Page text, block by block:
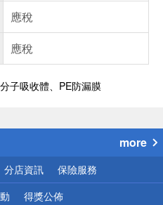
應稅
應稅
子吸收體、PE防漏膜
！
more
分店資訊 保險服務
得獎公佈